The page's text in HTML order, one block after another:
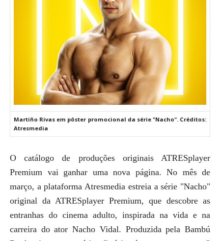
Martiño Rivas em pôster promocional da série "Nacho". Créditos:
Atresmedia
O catálogo de produções originais ATRESplayer
Premium vai ganhar uma nova página. No mês de
março, a plataforma Atresmedia estreia a série "Nacho"
original da ATRESplayer Premium, que descobre as
entranhas do cinema adulto, inspirada na vida e na
carreira do ator Nacho Vidal. Produzida pela Bambú